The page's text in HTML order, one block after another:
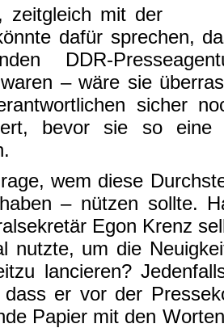
zeitgleich mit der
dafür sprechen,
DDR-
– wäre sie
sicher
bevor sie so eine
wem diese
– nützen sollte.
Egon Krenz
nutzte, um die
lancieren?
dass er vor der
Papier mit den